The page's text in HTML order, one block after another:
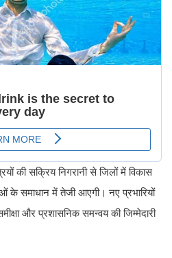
की सक्रिय निगरानी से जिलों में विकास
के समाधान में तेजी आएगी। नए प्रभारियों
और प्रशासनिक समन्वय की जिम्मेदारी